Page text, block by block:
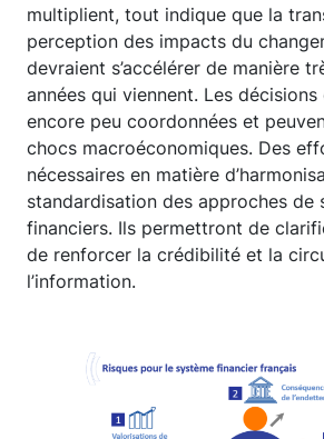
multiplient, tout indique que la
perception des impacts du
devraient s’accélérer de manière
années qui viennent. Les
encore peu coordonnées et
chocs macroéconomiques. Des
nécessaires en matière
standardisation des approches de
financiers. Ils permettront de
de renforcer la crédibilité et la
l’information.